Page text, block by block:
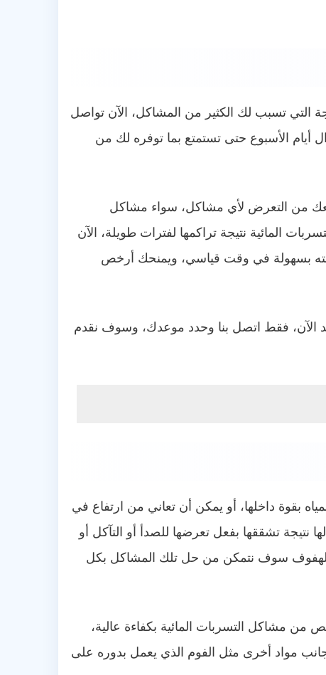
تسبب لك الكثير من المشاكل، الآن تواصل
الأسبوع حتى تستمتع بما توفره لك من
من التعرض لأي مشاكل، سواء مشاكل
المائية نتيجة تراكمها لفترات طويلة، الآن
بسهولة في وقت قياسي، ويمنحك أرخص
الآن، فقط اتصل بنا وحدد موعدك، وسوف نقدم
بقوة داخلها، أو يمكن أن تعاني من ارتفاع في
نتيجة تشققها بفعل تعرضها للصدأ أو التآكل أو
سوف نتمكن من حل تلك المشاكل بكل
من مشاكل التسربات المائية بكفاءة عالية،
مواد أخرى مثل الفوم الذي يعمل بدوره على